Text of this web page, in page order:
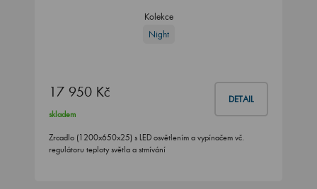
Kolekce
Night
17 950 Kč DETAIL
skladem
Zrcadlo (1200x650x25) s LED osvětlením a vypínačem vč.
regulátoru teploty světla a stmívání